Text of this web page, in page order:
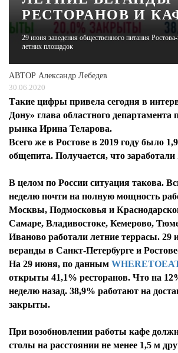
ЖУРНАЛ
РЕСТОРАНОВ И
29 июня заведения общественного питания
летних площадок
АВТОР Александр Лебедев
30.06.2020
Такие цифры привела сегодня в
Дону» глава областного департамента
рынка Ирина Теларова.
Всего же в Ростове в 2019 году было
общепита. Получается, что заработали
В целом по России ситуация такова.
неделю почти на полную мощность
Москвы, Подмосковья и
Самаре, Владивостоке, Кемерово,
Иваново работали летние террасы.
веранды в Санкт-Петербурге и
На 29 июня, по данным
открыты 41,1% ресторанов. Что на
неделю назад. 38,9% работают на
закрыты.
При возобновлении работы кафе
столы на расстоянии не менее 1,5 м